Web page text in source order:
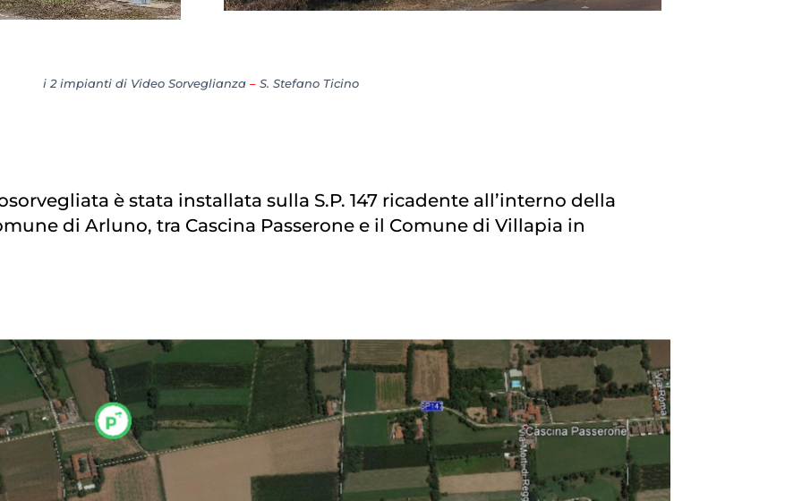
i 2 impianti di Video Sorveglianza –S. Stefano Ticino
è stata installata sulla S.P. 147 ricadente all’interno della
di Arluno, tra Cascina Passerone e il Comune di Villapia in